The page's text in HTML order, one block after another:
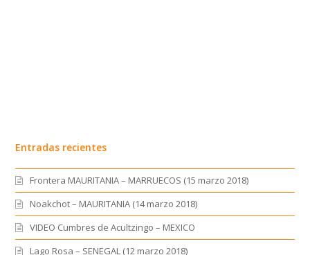
Entradas recientes
Frontera MAURITANIA – MARRUECOS (15 marzo 2018)
Noakchot – MAURITANIA (14 marzo 2018)
VIDEO Cumbres de Acultzingo – MEXICO
Lago Rosa – SENEGAL (12 marzo 2018)